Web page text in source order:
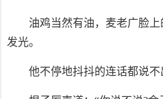
油鸡当然有油，麦老广脸
发光。
他不停地抖抖的连话都说不